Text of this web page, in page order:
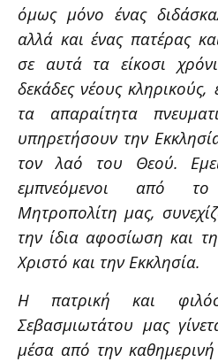
όμως μόνο ένας
αλλά και ένας πατέρας
σε αυτά τα είκοσι
δεκάδες νέους
τα απαραίτητα
υπηρετήσουν την
τον λαό του Θεού.
εμπνεόμενοι από
Μητροπολίτη μας,
την ίδια αφοσίωση και
Χριστό και την Εκκλησία.
Η πατρική και
Σεβασμιωτάτου μας
μέσα από την